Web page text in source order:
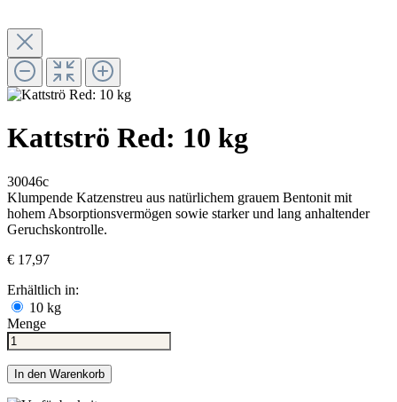
Kattströ Red: 10 kg
30046c
Klumpende Katzenstreu aus natürlichem grauem Bentonit mit
hohem Absorptionsvermögen sowie starker und lang anhaltender
Geruchskontrolle.
€ 17,97
Erhältlich in:
10 kg
Menge
In den Warenkorb